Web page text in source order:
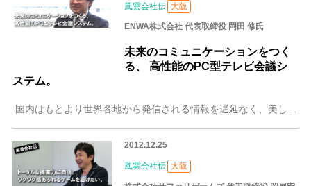
風雲会社伝 大阪
ENWA株式会社 代表取締役 岡田 修氏
未来のコミュニケーションをつく
る、 高性能のPC型テレビ会議シ
ステム。
2012.12.25
風雲会社伝 大阪